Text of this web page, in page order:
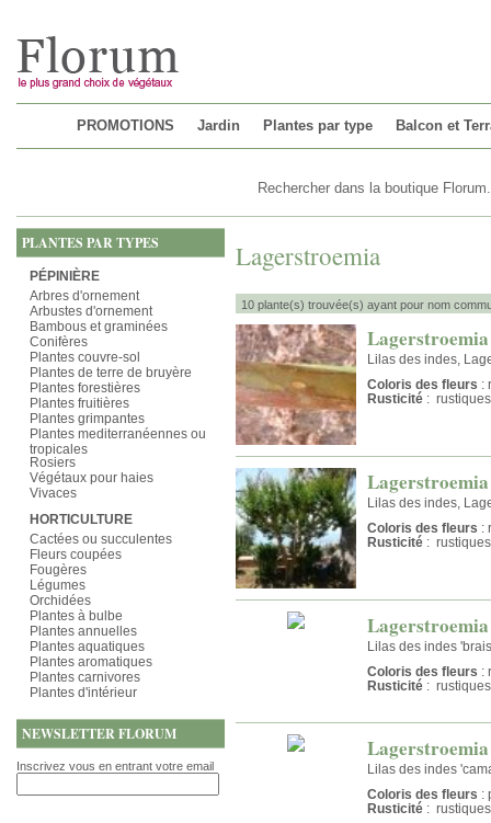
PROMOTIONS Jardin Plantes par type Balcon et
PLANTES PAR TYPES
PÉPINIÈRE
Arbres d'ornement
Arbustes d'ornement
Bambous et graminées
Conifères
Plantes couvre-sol
Plantes de terre de bruyère
Plantes forestières
Plantes fruitières
Plantes grimpantes
Plantes mediterranéennes ou
tropicales
Rosiers
Végétaux pour haies
Vivaces
HORTICULTURE
Cactées ou succulentes
Fleurs coupées
Fougères
Légumes
Orchidées
Plantes à bulbe
Plantes annuelles
Plantes aquatiques
Plantes aromatiques
Plantes carnivores
Plantes d'intérieur
NEWSLETTER FLORUM
Inscrivez vous en entrant votre email
Lagerstroemia
10 plante(s) trouvée(s) ayant pour nom
Lagerstroemia
Lilas des indes,
Coloris des fleurs :
Rusticité : rustiques
Lilas des indes,
Coloris des fleurs :
Rusticité : rustiques
Lilas des indes
Coloris des fleurs :
Rusticité : rustiques
Lilas des indes
Coloris des fleurs :
Rusticité : rustiques